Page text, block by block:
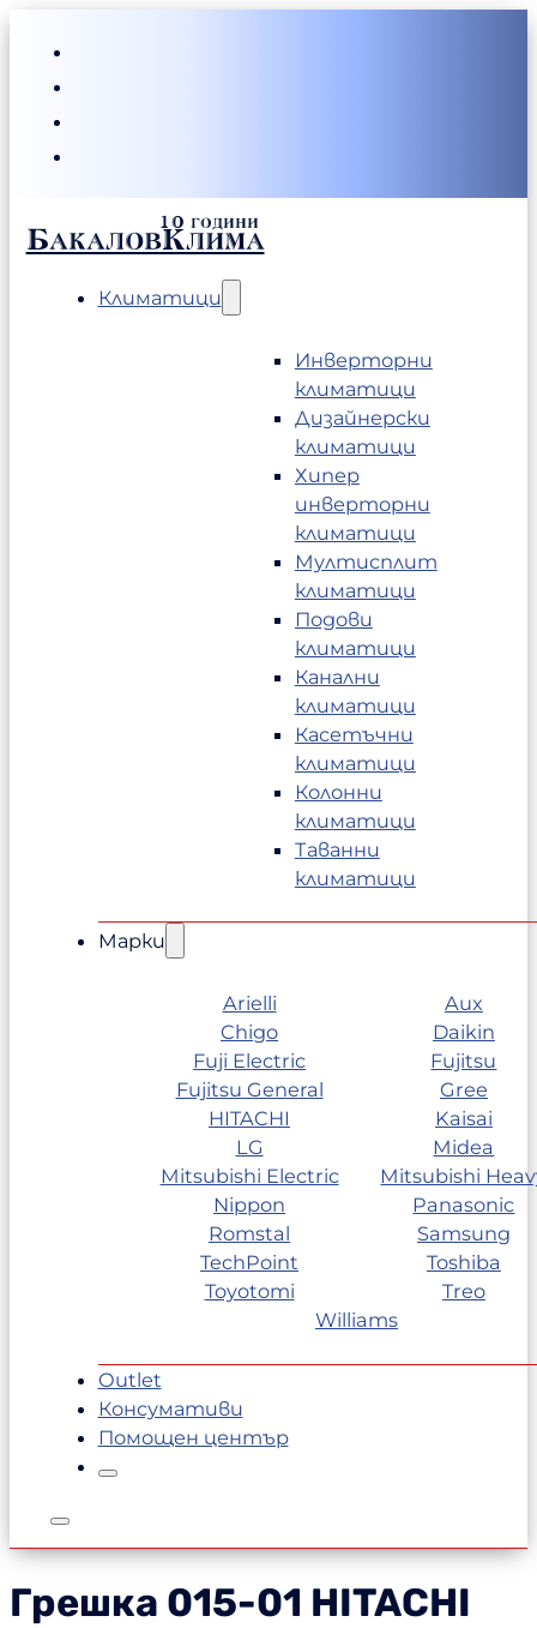
БакаловКлима
Климатици
Инверторни
климатици
Дизайнерски
климатици
Хипер
инверторни
климатици
Мултисплит
климатици
Подови
климатици
Канални
климатици
Касетъчни
климатици
Колонни
климатици
Таванни
климатици
Марки
Arielli
Aux
Chigo
Daikin
Fuji Electric
Fujitsu
Fujitsu General
Gree
HITACHI
Kaisai
LG
Midea
Mitsubishi Electric
Mitsubishi
Nippon
Panasonic
Romstal
Samsung
TechPoint
Toshiba
Toyotomi
Treo
Williams
Outlet
Консумативи
Помощен център
Грешка 015-01 HITACHI